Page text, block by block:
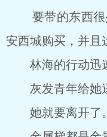
要带的东西很
安西城购买，并且
林海的行动迅速
灰发青年给她送
她就要离开了。